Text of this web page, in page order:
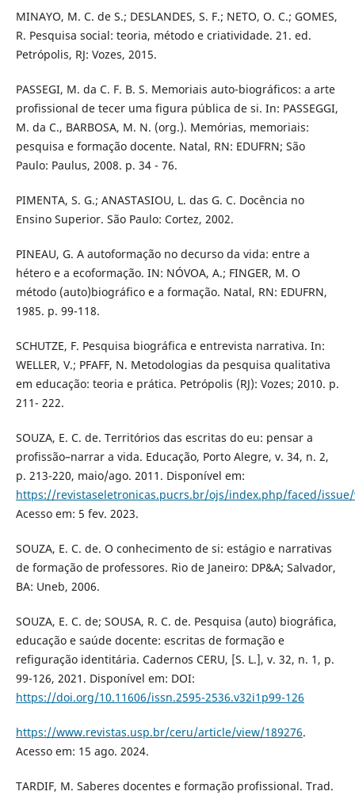
MINAYO, M. C. de S.; DESLANDES, S. F.; NETO, O. C.; GOMES,
R. Pesquisa social: teoria, método e criatividade. 21. ed.
Petrópolis, RJ: Vozes, 2015.
PASSEGI, M. da C. F. B. S. Memoriais auto-biográficos: a arte
profissional de tecer uma figura pública de si. In: PASSEGGI,
M. da C., BARBOSA, M. N. (org.). Memórias, memoriais:
pesquisa e formação docente. Natal, RN: EDUFRN; São
Paulo: Paulus, 2008. p. 34 - 76.
PIMENTA, S. G.; ANASTASIOU, L. das G. C. Docência no
Ensino Superior. São Paulo: Cortez, 2002.
PINEAU, G. A autoformação no decurso da vida: entre a
hétero e a ecoformação. IN: NÓVOA, A.; FINGER, M. O
método (auto)biográfico e a formação. Natal, RN: EDUFRN,
1985. p. 99-118.
SCHUTZE, F. Pesquisa biográfica e entrevista narrativa. In:
WELLER, V.; PFAFF, N. Metodologias da pesquisa qualitativa
em educação: teoria e prática. Petrópolis (RJ): Vozes; 2010. p.
211- 222.
SOUZA, E. C. de. Territórios das escritas do eu: pensar a
profissão–narrar a vida. Educação, Porto Alegre, v. 34, n. 2,
p. 213-220, maio/ago. 2011. Disponível em:
https://revistaseletronicas.pucrs.br/ojs/index.php/faced/
Acesso em: 5 fev. 2023.
SOUZA, E. C. de. O conhecimento de si: estágio e narrativas
de formação de professores. Rio de Janeiro: DP&A; Salvador,
BA: Uneb, 2006.
SOUZA, E. C. de; SOUSA, R. C. de. Pesquisa (auto) biográfica,
educação e saúde docente: escritas de formação e
refiguração identitária. Cadernos CERU, [S. L.], v. 32, n. 1, p.
99-126, 2021. Disponível em: DOI:
https://doi.org/10.11606/issn.2595-2536.v32i1p99-126
https://www.revistas.usp.br/ceru/article/view/189276.
Acesso em: 15 ago. 2024.
TARDIF, M. Saberes docentes e formação profissional. Trad.